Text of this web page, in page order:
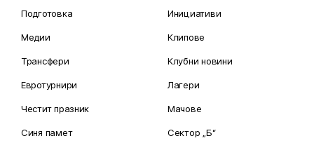
Подготовка
Медии
Трансфери
Евротурнири
Честит празник
Синя памет
Инициативи
Клипове
Клубни новини
Лагери
Мачове
Сектор „Б“